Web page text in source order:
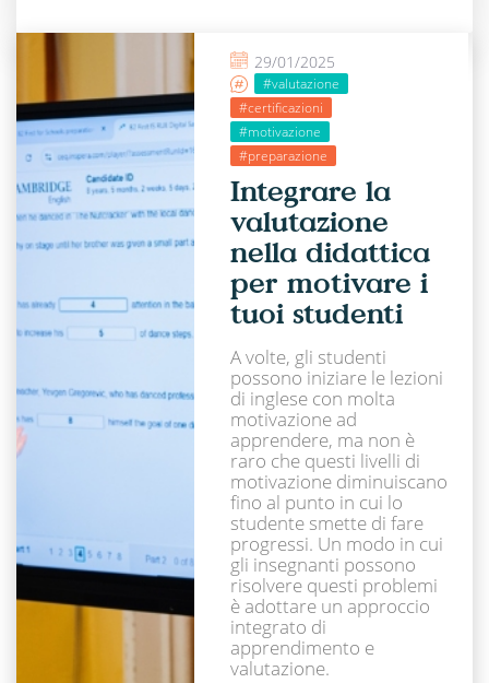
29/01/2025
#valutazione
#certificazioni
#motivazione
#preparazione
Integrare la
valutazione
nella didattica
per motivare i
tuoi studenti
A volte, gli studenti
possono iniziare le lezioni
di inglese con molta
motivazione ad
apprendere, ma non è
raro che questi livelli di
motivazione diminuiscano
fino al punto in cui lo
studente smette di fare
progressi. Un modo in cui
gli insegnanti possono
risolvere questi problemi
è adottare un approccio
integrato di
apprendimento e
valutazione.